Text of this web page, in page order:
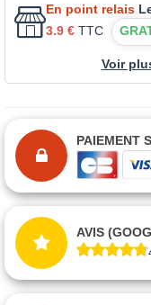
En point relais
3.9 € TTC
Voir
PAIEMENT
AVIS